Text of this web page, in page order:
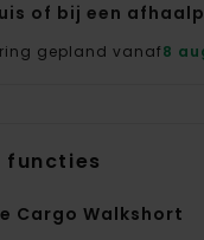
of bij een
gepland vanaf8
functies
Cargo Walkshort